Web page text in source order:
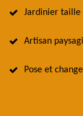
Jardinier taille
Artisan
Pose et